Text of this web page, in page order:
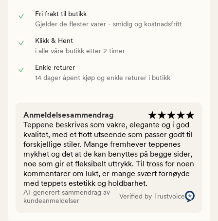
Fri frakt til butikk
Gjelder de flester varer - smidig og kostnadsfritt
Klikk & Hent
i alle våre butikk etter 2 timer
Enkle returer
14 dager åpent kjøp og enkle returer i butikk
Anmeldelsesammendrag
Teppene beskrives som vakre, elegante og i god
kvalitet, med et flott utseende som passer godt til
forskjellige stiler. Mange fremhever teppenes
mykhet og det at de kan benyttes på begge sider,
noe som gir et fleksibelt uttrykk. Til tross for noen
kommentarer om lukt, er mange svært fornøyde
med teppets estetikk og holdbarhet.
AI-generert sammendrag av
kundeanmeldelser
Verified by Trustvoice